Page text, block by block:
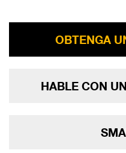
OBTENGA
HABLE CON